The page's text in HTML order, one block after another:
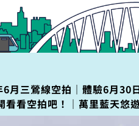
月三鶯線空拍｜體驗6月30
看看空拍吧！｜萬里藍天悠